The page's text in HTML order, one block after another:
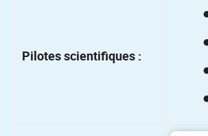
Pilotes scientifiques :